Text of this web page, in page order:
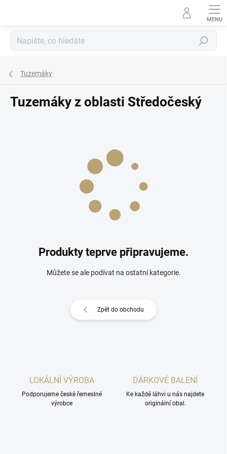
Hledat
Tuzemáky
Tuzemáky z oblasti Středočeský
Produkty teprve připravujeme.
Můžete se ale podívat na ostatní kategorie.
Zpět do obchodu
LOKÁLNÍ VÝROBA
Podporujeme české řemeslné
výrobce
DÁRKOVÉ BALENÍ
Ke každé láhvi u nás najdete
originální obal.